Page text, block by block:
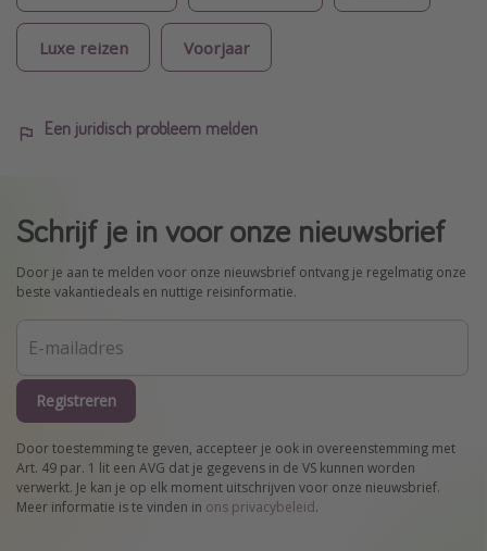
Luxe reizen Voorjaar
Een juridisch probleem melden
Schrijf je in voor onze nieuwsbrief
Door je aan te melden voor onze nieuwsbrief ontvang je regelmatig onze
beste vakantiedeals en nuttige reisinformatie.
Registreren
Door toestemming te geven, accepteer je ook in overeenstemming met
Art. 49 par. 1 lit een AVG dat je gegevens in de VS kunnen worden
verwerkt. Je kan je op elk moment uitschrijven voor onze nieuwsbrief.
Meer informatie is te vinden in ons privacybeleid.